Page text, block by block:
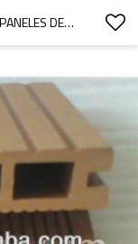
SINTÉTICO DECKING DEL WPC( SUELO, PANELES DE MADERA, WPC PANEL DE PARED)